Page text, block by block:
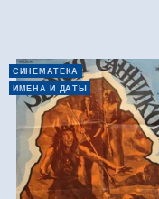
СИНЕМАТЕКА
ИМЕНА И ДАТЫ